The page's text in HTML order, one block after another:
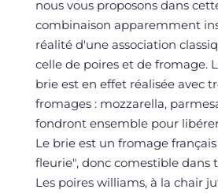
nous vous proposons dans
combinaison apparemment
réalité d'une association
celle de poires et de fromage.
brie est en effet réalisée avec
fromages : mozzarella,
fondront ensemble pour
Le brie est un fromage
fleurie", donc comestible dans
Les poires williams, à la chair